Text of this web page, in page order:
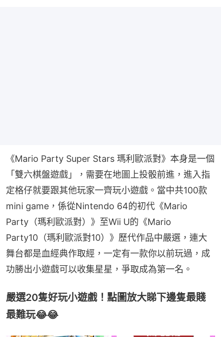
《Mario Party Super Stars 瑪利歐派對》本身是一個
「雙六棋盤遊戲」，需要在地圖上投骰前進，進入指
定格仔就要跟其他玩家一齊玩小遊戲。當中共100款
mini game，係從Nintendo 64的初代《Mario
Party（瑪利歐派對）》至Wii U的《Mario
Party10（瑪利歐派對10）》歷代作品中嚴選，連大
舞台都是血經典作取經，一定有一款你以前玩過，成
功勝出小遊戲可以收集星星，爭取成為第一名。
嚴選20隻好玩小遊戲！點圖放大睇下邊隻最賤
最難玩😂😂